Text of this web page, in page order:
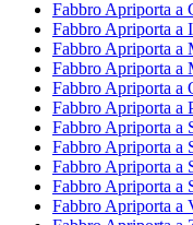
Fabbro Apriporta a
Fabbro Apriporta a
Fabbro Apriporta a
Fabbro Apriporta a
Fabbro Apriporta a
Fabbro Apriporta a
Fabbro Apriporta a
Fabbro Apriporta a
Fabbro Apriporta a
Fabbro Apriporta a
Fabbro Apriporta a